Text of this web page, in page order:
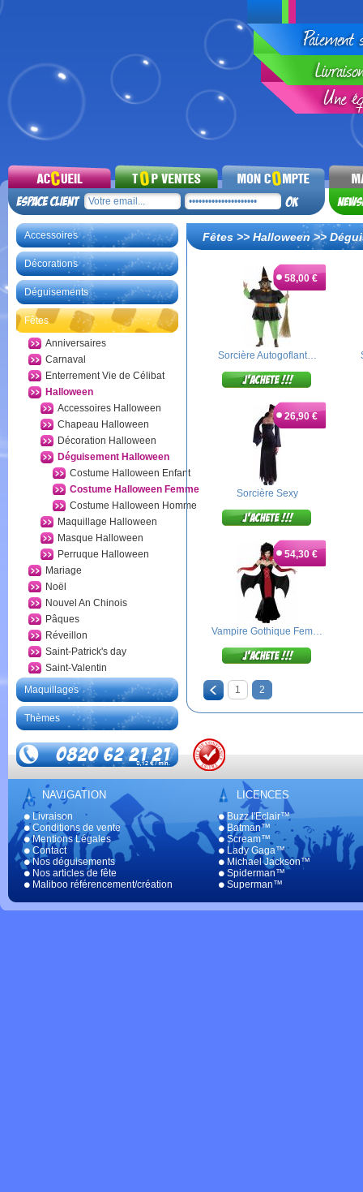
Accessoires
Décorations
Déguisements
Fêtes
Anniversaires
Carnaval
Enterrement Vie de Célibat
Halloween
Accessoires Halloween
Chapeau Halloween
Décoration Halloween
Déguisement Halloween
Costume Halloween Enfant
Costume Halloween Femme
Costume Halloween Homme
Maquillage Halloween
Masque Halloween
Perruque Halloween
Mariage
Noël
Nouvel An Chinois
Pâques
Réveillon
Saint-Patrick's day
Saint-Valentin
Maquillages
Thèmes
Fêtes >> Halloween>>
Sorcière Autogoflant…
58,00 €
Sorcière Sexy
26,90 €
Vampire Gothique Fem…
54,30 €
1 2
NAVIGATION
Livraison
Conditions de vente
Mentions Légales
Contact
Nos déguisements
Nos articles de fête
Maliboo référencement/création
LICENCES
Buzz l'Eclair™
Batman™
Scream™
Lady Gaga™
Michael Jackson™
Spiderman™
Superman™